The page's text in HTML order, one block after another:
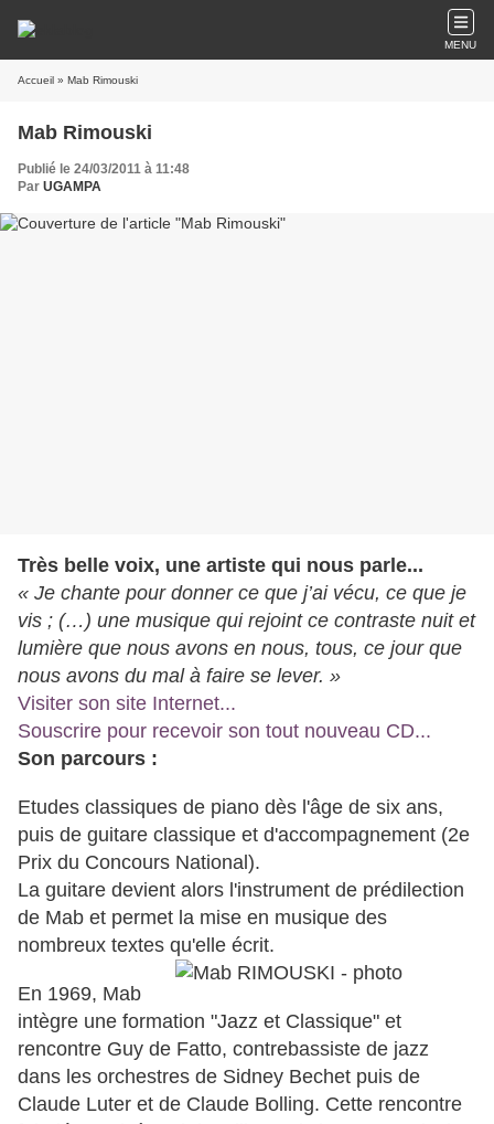
MENU
Accueil » Mab Rimouski
Mab Rimouski
Publié le 24/03/2011 à 11:48
Par UGAMPA
Très belle voix, une artiste qui nous parle...
« Je chante pour donner ce que j’ai vécu, ce que je
vis ; (…) une musique qui rejoint ce contraste nuit et
lumière que nous avons en nous, tous, ce jour que
nous avons du mal à faire se lever. »
Visiter son site Internet...
Souscrire pour recevoir son tout nouveau CD...
Son parcours :
Etudes classiques de piano dès l'âge de six ans,
puis de guitare classique et d'accompagnement (2e
Prix du Concours National).
La guitare devient alors l'instrument de prédilection
de Mab et permet la mise en musique des
nombreux textes qu'elle écrit.
En 1969, Mab
intègre une formation "Jazz et Classique" et
rencontre Guy de Fatto, contrebassiste de jazz
dans les orchestres de Sidney Bechet puis de
Claude Luter et de Claude Bolling. Cette rencontre